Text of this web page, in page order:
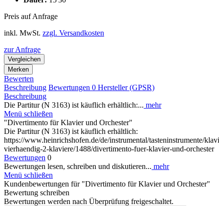
Preis auf Anfrage
inkl. MwSt. zzgl. Versandkosten
zur Anfrage
Vergleichen
Merken
Bewerten
Beschreibung Bewertungen 0 Hersteller (GPSR)
Beschreibung
Die Partitur (N 3163) ist käuflich erhältlich:... mehr
Menü schließen
"Divertimento für Klavier und Orchester"
Die Partitur (N 3163) ist käuflich erhältlich:
https://www.heinrichshofen.de/de/instrumental/tasteninstrumente/
vierhaendig-2-klaviere/1488/divertimento-fuer-klavier-und-orchester
Bewertungen 0
Bewertungen lesen, schreiben und diskutieren... mehr
Menü schließen
Kundenbewertungen für "Divertimento für Klavier und Orchester"
Bewertung schreiben
Bewertungen werden nach Überprüfung freigeschaltet.